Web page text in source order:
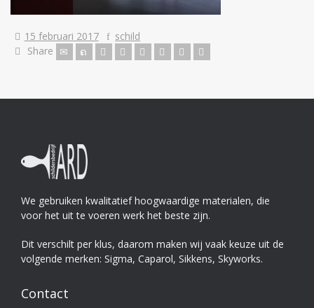
15 februari 2017
schild
Share
We gebruiken kwalitatief hoogwaardige materialen, die
voor het uit te voeren werk het beste zijn.
Dit verschilt per klus, daarom maken wij vaak keuze uit de
volgende merken: Sigma, Caparol, Sikkens, Skyworks.
Contact